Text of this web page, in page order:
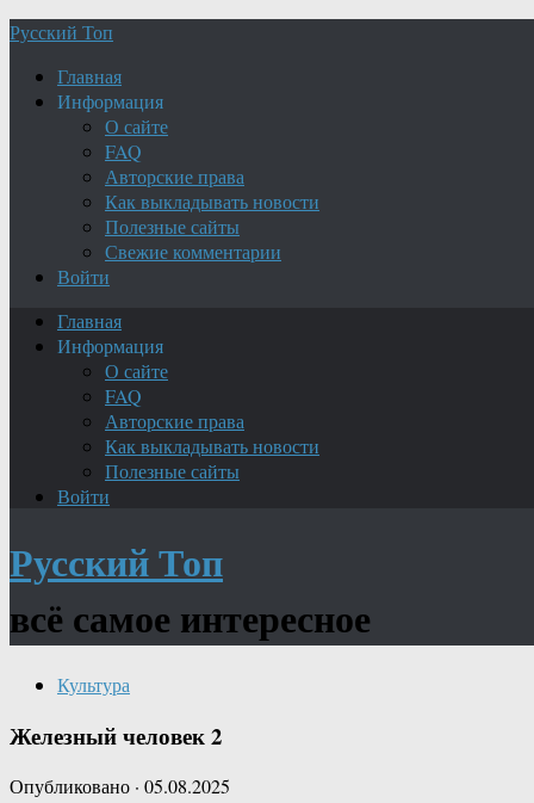
Русский Топ
Главная
Информация
О сайте
FAQ
Авторские права
Как выкладывать новости
Полезные сайты
Свежие комментарии
Войти
Главная
Информация
О сайте
FAQ
Авторские права
Как выкладывать новости
Полезные сайты
Войти
Русский Топ
всё самое интересное
Культура
Железный человек 2
Опубликовано · 05.08.2025